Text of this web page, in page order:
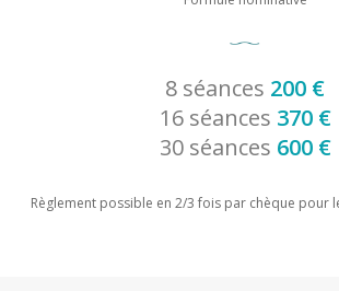
8 séances 200 €
16 séances 370 €
30 séances 600 €
Règlement possible en 2/3 fois par chèque pour